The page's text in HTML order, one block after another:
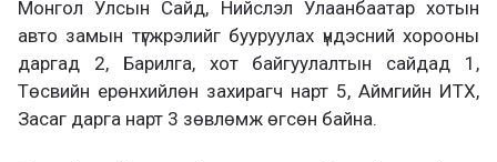
Монгол Улсын Сайд, Нийслэл Улаанбаатар хотын
авто замын түгжрэлийг бууруулах үндэсний хорооны
даргад 2, Барилга, хот байгуулалтын сайдад 1,
Төсвийн ерөнхийлөн захирагч нарт 5, Аймгийн ИТХ,
Засаг дарга нарт 3 зөвлөмж өгсөн байна.